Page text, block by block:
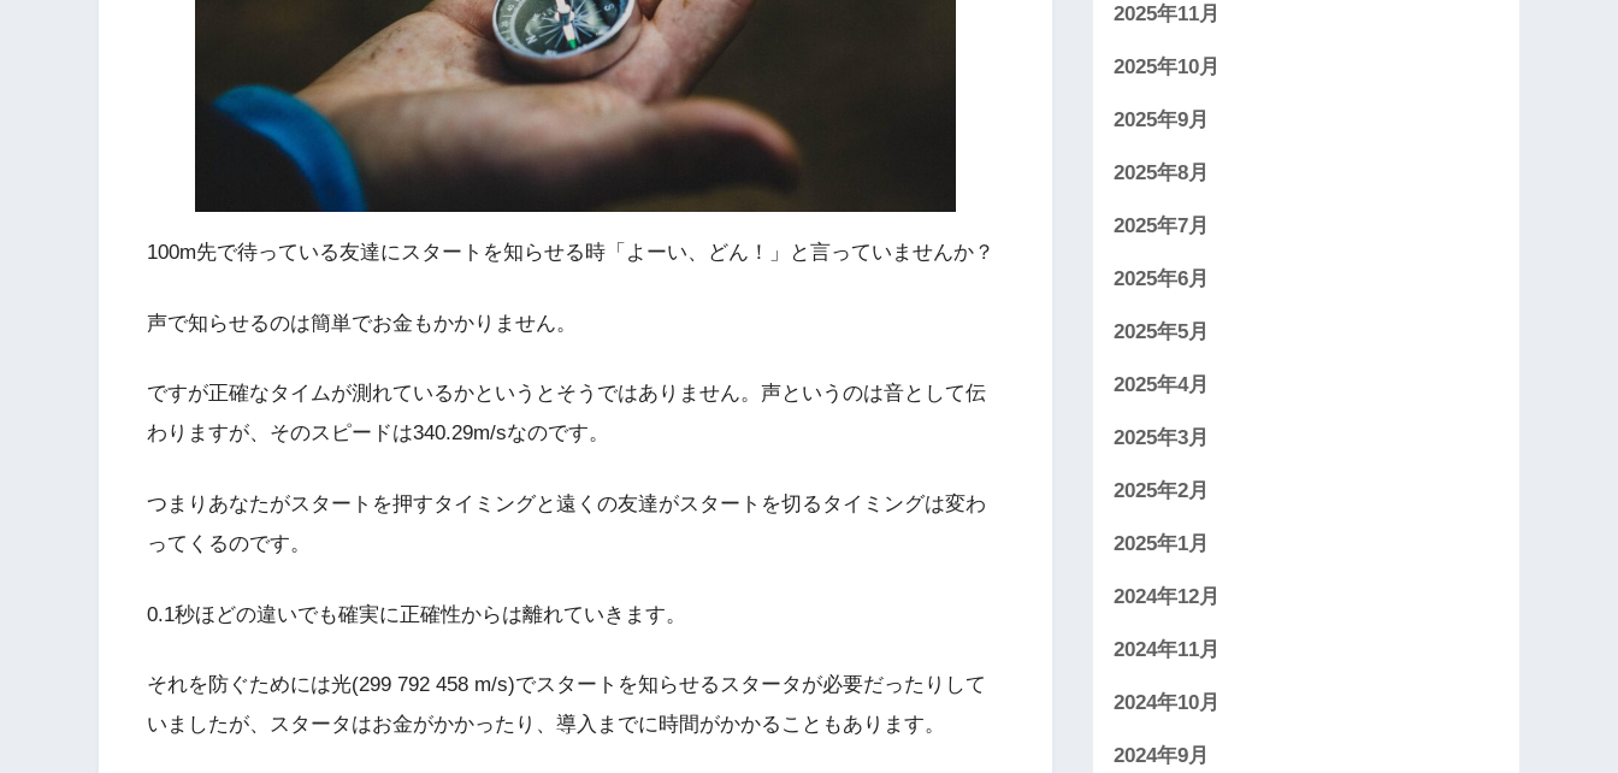
100m先で待っている友達にスタートを知らせる時「よーい、どん！」と言っていませんか？
声で知らせるのは簡単でお金もかかりません。
ですが正確なタイムが測れているかというとそうではありません。声というのは音として伝
わりますが、そのスピードは340.29m/sなのです。
つまりあなたがスタートを押すタイミングと遠くの友達がスタートを切るタイミングは変わ
ってくるのです。
0.1秒ほどの違いでも確実に正確性からは離れていきます。
それを防ぐためには光(299 792 458 m/s)でスタートを知らせるスタータが必要だったりして
いましたが、スタータはお金がかかったり、導入までに時間がかかることもあります。
2025年11月
2025年10月
2025年9月
2025年8月
2025年7月
2025年6月
2025年5月
2025年4月
2025年3月
2025年2月
2025年1月
2024年12月
2024年11月
2024年10月
2024年9月